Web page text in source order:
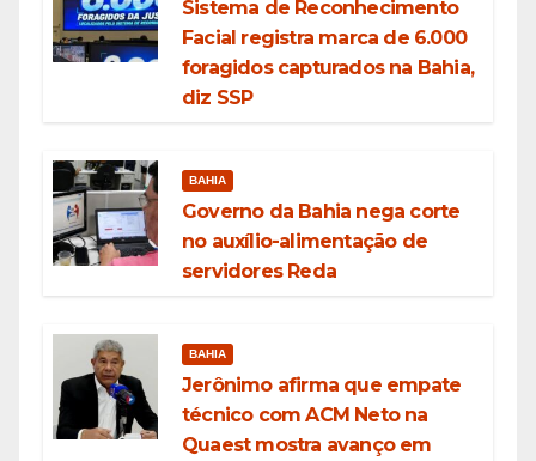
Sistema de Reconhecimento
Facial registra marca de 6.000
foragidos capturados na Bahia,
diz SSP
BAHIA
Governo da Bahia nega corte
no auxílio-alimentação de
servidores Reda
BAHIA
Jerônimo afirma que empate
técnico com ACM Neto na
Quaest mostra avanço em